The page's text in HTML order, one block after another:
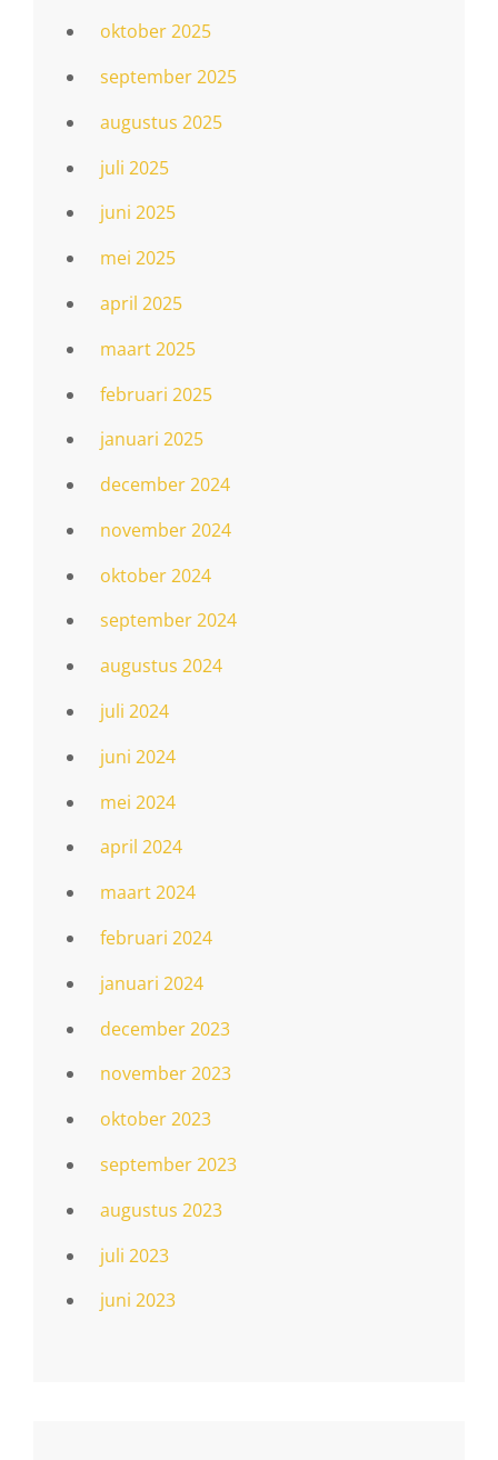
oktober 2025
september 2025
augustus 2025
juli 2025
juni 2025
mei 2025
april 2025
maart 2025
februari 2025
januari 2025
december 2024
november 2024
oktober 2024
september 2024
augustus 2024
juli 2024
juni 2024
mei 2024
april 2024
maart 2024
februari 2024
januari 2024
december 2023
november 2023
oktober 2023
september 2023
augustus 2023
juli 2023
juni 2023